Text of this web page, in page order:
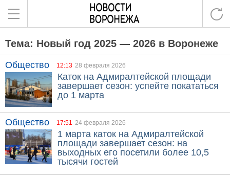
Тема: Новый год 2025 — 2026 в Воронеже
Общество 12:13 28 февраля 2026
Каток на Адмиралтейской площади
завершает сезон: успейте покататься
до 1 марта
Общество 17:51 24 февраля 2026
1 марта каток на Адмиралтейской
площади завершает сезон: на
выходных его посетили более 10,5
тысячи гостей